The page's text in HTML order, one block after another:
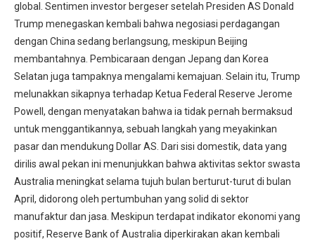
global. Sentimen investor bergeser setelah Presiden AS Donald
Trump menegaskan kembali bahwa negosiasi perdagangan
dengan China sedang berlangsung, meskipun Beijing
membantahnya. Pembicaraan dengan Jepang dan Korea
Selatan juga tampaknya mengalami kemajuan. Selain itu, Trump
melunakkan sikapnya terhadap Ketua Federal Reserve Jerome
Powell, dengan menyatakan bahwa ia tidak pernah bermaksud
untuk menggantikannya, sebuah langkah yang meyakinkan
pasar dan mendukung Dollar AS. Dari sisi domestik, data yang
dirilis awal pekan ini menunjukkan bahwa aktivitas sektor swasta
Australia meningkat selama tujuh bulan berturut-turut di bulan
April, didorong oleh pertumbuhan yang solid di sektor
manufaktur dan jasa. Meskipun terdapat indikator ekonomi yang
positif, Reserve Bank of Australia diperkirakan akan kembali